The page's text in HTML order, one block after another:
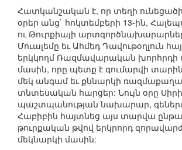
Հատկանշական է, որ տեղի
օրեր անց` հոկտեմբերի 13-ին,
ու Թուրքիայի
Մուալեմը եւ Ահմեդ Դավութօղլուն
երկկողմ Ռազմավարական խորհրդի
մասին, որը պետք է գումարվի
մեկ անգամ եւ քննարկի
տնտեսական հարցեր: Նույն օրը
պաշտպանության նախարար,
Հաբիբին հայտնեց այս տարվա
թուրքական թվով երկրորդ
մեկնարկի մասին: